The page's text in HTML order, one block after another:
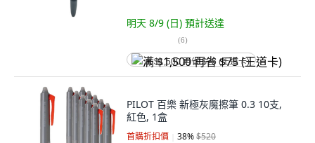
明天 8/9 (日) 預計送達
(6)
满 $1,500 再省 $75 (王道卡)
PILOT 百樂 新極灰魔擦筆 0.3 10支,
紅色, 1盒
首購折扣價 38%$520